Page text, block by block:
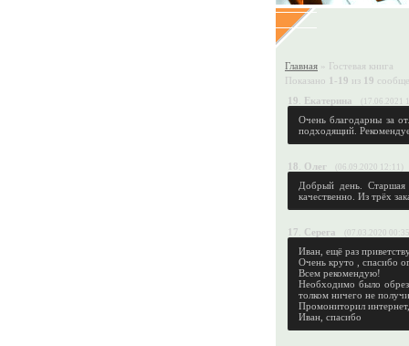
Главная » Гостевая книга
Показано 1 - 19 из 19
19
Екатерина (17.06.2021
Очень благодарны за
подходящий.
18 Олег (06.09.2020 12:11)
Добрый день.
качественно. Из трёх
17 Серега (07.03.2020
Иван, ещё раз
Очень круто , спасибо
Всем рекомендую!
Необходимо было
толком ничего не
Промониторил
Иван, спасибо